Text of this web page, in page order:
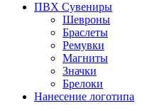
ПВХ Сувениры
Шевроны
Браслеты
Ремувки
Магниты
Значки
Брелоки
Нанесение логотипа